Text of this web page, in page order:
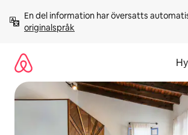
innehåll
En del information har översatts
originalspråk